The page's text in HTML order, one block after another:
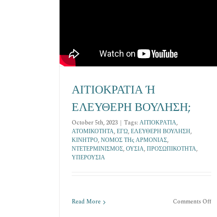
ΑΙΤΙΟΚΡΑΤΙΑ Ή
ΕΛΕΥΘΕΡΗ ΒΟΥΛΗΣΗ;
October 5th, 2023 | Tags: ΑΙΤΙΟΚΡΑΤΙΑ,
ΑΤΟΜΙΚΟΤΗΤΑ,ΕΓΩ,ΕΛΕΥΘΕΡΗ ΒΟΥΛΗΣΗ,
ΚΙΝΗΤΡΟ,ΝΟΜΟΣ ΤΗς ΑΡΜΟΝΙΑΣ,
ΝΤΕΤΕΡΜΙΝΙΣΜΟΣ,ΟΥΣΙΑ,ΠΡΟΣΩΠΙΚΟΤΗΤΑ,
ΥΠΕΡΟΥΣΙΑ
Read More Comments Offon